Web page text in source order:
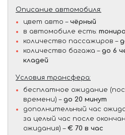
Описание автомобиля:
цвет авто – чёрный
в автомобиле есть:
количество пассажиров –
количество багажа – до 6
кладей
Условия трансфера:
бесплатное ожидание
времени) – до 20 минут
дополнительный час
за целый час после
ожидания) – € 70 в час